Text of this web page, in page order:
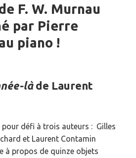
F. W. Murnau
par Pierre
piano !
làde Laurent
pour défi à trois auteurs : Gilles
et Laurent Contamin
à propos de quinze objets